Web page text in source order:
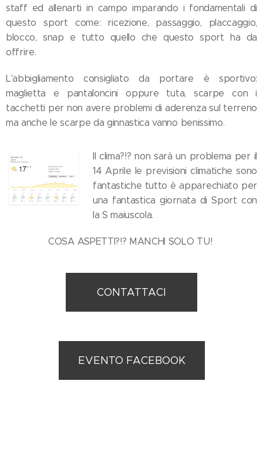
staff ed allenarti in campo imparando i fondamentali di
questo sport come: ricezione, passaggio, placcaggio,
blocco, snap e tutto quello che questo sport ha da
offrire.
L'abbigliamento consigliato da portare è sportivo:
maglietta e pantaloncini oppure tuta, scarpe con i
tacchetti per non avere problemi di aderenza sul terreno
ma anche le scarpe da ginnastica vanno benissimo.
Il clima?!? non sarà un problema per il
14 Aprile le previsioni climatiche sono
fantastiche tutto è apparechiato per
una fantastica giornata di Sport con
la S maiuscola.
COSA ASPETTI?!? MANCHI SOLO TU!
CONTATTACI
EVENTO FACEBOOK